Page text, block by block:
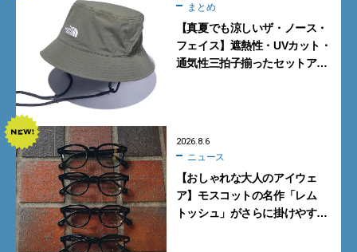
まとめ
【真夏でも涼しいザ・ノース・
フェイス】遮熱性・UVカット・
通気性三拍子揃ったセットアッ
2026.8.6
ニュース
【おしゃれな大人のアイウェ
ア】モスコットの名作「レム
トッシュ」がさらに掛けやす